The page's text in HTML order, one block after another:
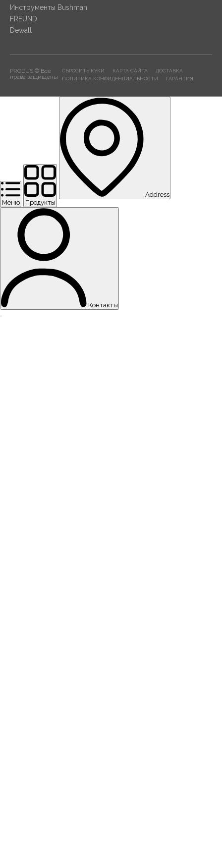
Инструменты Bushman
FREUND
Dewalt
PRODUS © Все
права защищены
СБРОСИТЬ КУКИ КАРТА САЙТА
ДОСТАВКА
ПОЛИТИКА КОНФИДЕНЦИАЛЬНОСТИ
ГАРАНТИЯ
Меню Продукты
Address
Контакты